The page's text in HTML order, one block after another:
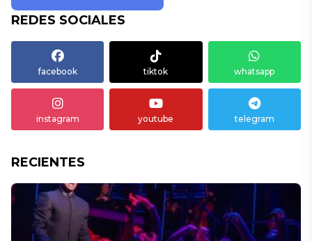
REDES SOCIALES
facebook tiktok whatsapp
instagram youtube telegram
RECIENTES